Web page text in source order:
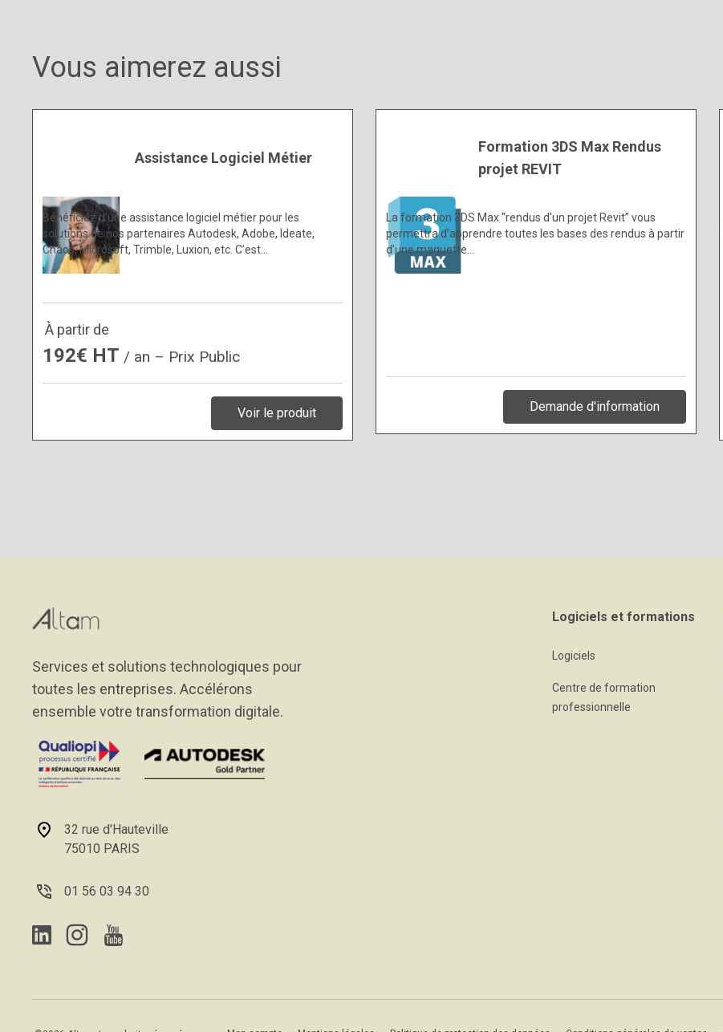
Vous aimerez aussi
Assistance Logiciel Métier
Bénéficiez d’une assistance logiciel métier pour les
solutions de nos partenaires Autodesk, Adobe, Ideate,
Chaos, Microsoft, Trimble, Luxion, etc. C’est…
À partir de
192€ HT / an – Prix Public
Voir le produit
Formation 3DS Max Rendus
projet REVIT
La formation 3DS Max “rendus d’un projet Revit” vous
permettra d’apprendre toutes les bases des rendus à partir
d’une maquette…
Demande d'information
Services et solutions technologiques pour
toutes les entreprises. Accélérons
ensemble votre transformation digitale.
32 rue d'Hauteville
75010 PARIS
01 56 03 94 30
Logiciels et formations
Logiciels
Centre de formation
professionnelle